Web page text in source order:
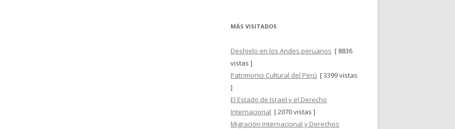
MÁS VISITADOS
Deshielo en los Andes peruanos [ 8836
vistas ]
Patrimonio Cultural del Perú [ 3399 vistas
]
El Estado de Israel y el Derecho
Internacional [ 2070 vistas ]
Migración internacional y Derechos